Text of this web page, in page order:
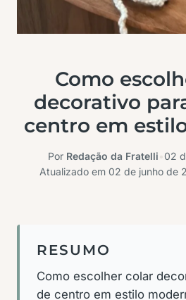
Como
decorativo
centro em
Por Redação da Fratelli 02
Atualizado em 02 de junho de
RESUMO
Como escolher colar
de centro em estilo